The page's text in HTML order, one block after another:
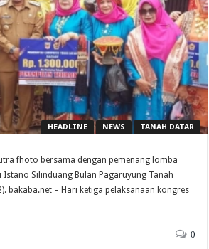
HEADLINE NEWS TANAH DATAR
fhoto bersama dengan pemenang lomba
Silinduang Bulan Pagaruyung Tanah
bakaba.net – Hari ketiga pelaksanaan kongres
0